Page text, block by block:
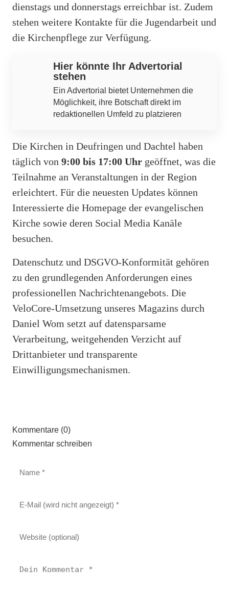
dienstags und donnerstags erreichbar ist. Zudem
stehen weitere Kontakte für die Jugendarbeit und
die Kirchenpflege zur Verfügung.
Hier könnte Ihr Advertorial
stehen
Ein Advertorial bietet Unternehmen die
Möglichkeit, ihre Botschaft direkt im
redaktionellen Umfeld zu platzieren
Die Kirchen in Deufringen und Dachtel haben
täglich von 9:00 bis 17:00 Uhr geöffnet, was die
Teilnahme an Veranstaltungen in der Region
erleichtert. Für die neuesten Updates können
Interessierte die Homepage der evangelischen
Kirche sowie deren Social Media Kanäle
besuchen.
Datenschutz und DSGVO-Konformität gehören
zu den grundlegenden Anforderungen eines
professionellen Nachrichtenangebots. Die
VeloCore-Umsetzung unseres Magazins durch
Daniel Wom setzt auf datensparsame
Verarbeitung, weitgehenden Verzicht auf
Drittanbieter und transparente
Einwilligungsmechanismen.
Kommentare (0)
Kommentar schreiben